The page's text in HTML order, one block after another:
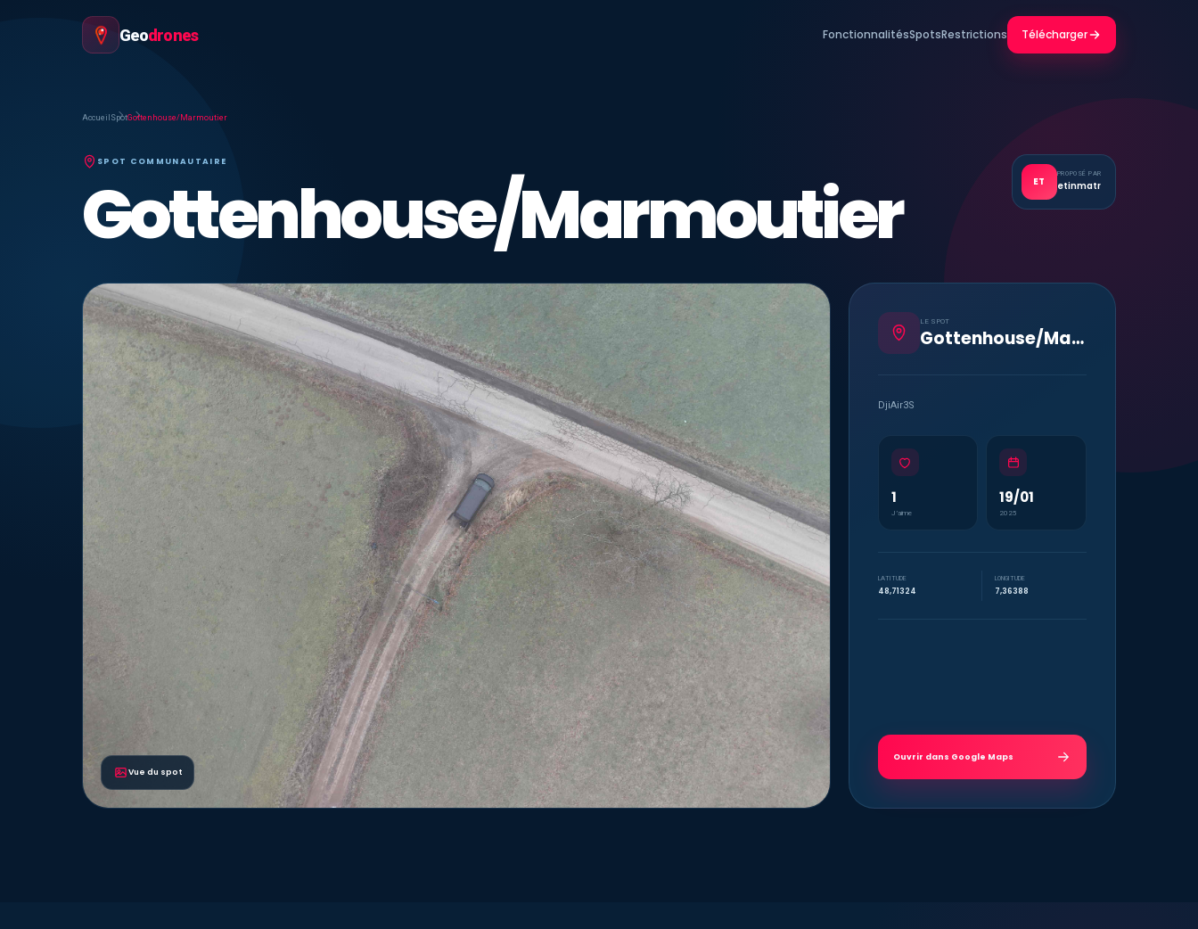
Geodrones FonctionnalitésSpotsRestrictions Télécharger
Accueil SpotGottenhouse/Marmoutier
SPOT COMMUNAUTAIRE
Gottenhouse/Marmoutier ET
PROPOSÉ PAR
etinmatr
Vue du spot
LE SPOT
Gottenhouse/Marmoutier
DjiAir3S
1
J’aime
19/01
2025
LATITUDE
48,71324
LONGITUDE
7,36388
Ouvrir dans Google Maps